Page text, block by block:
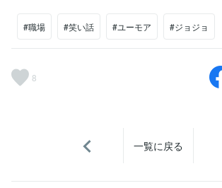
#職場 #笑い話 #ユーモア #ジョジョ
8
一覧に戻る